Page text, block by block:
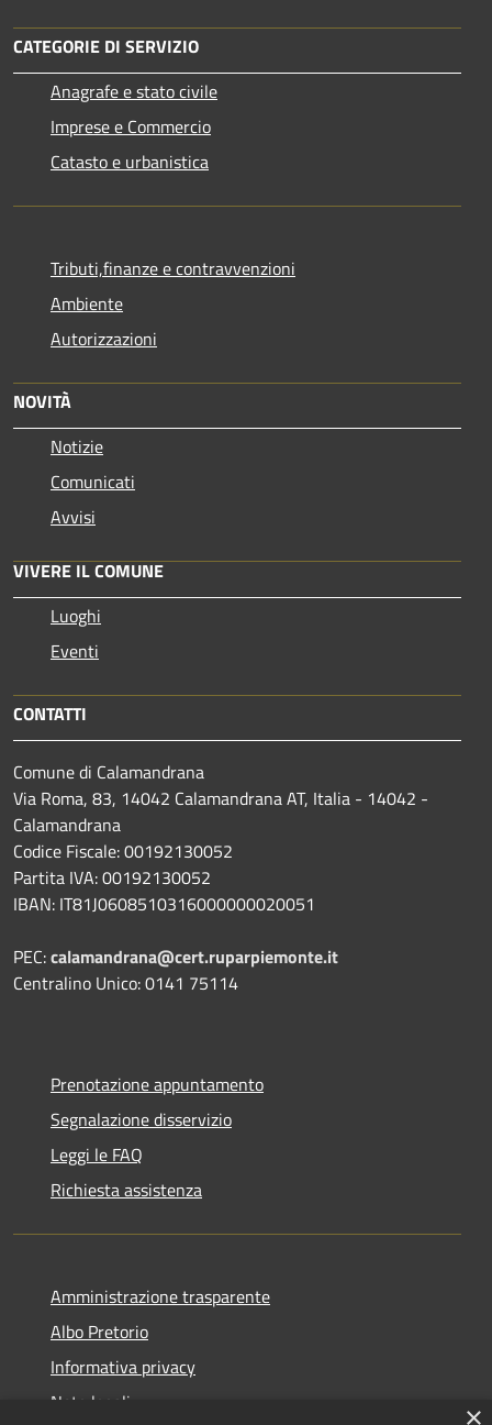
CATEGORIE DI SERVIZIO
Anagrafe e stato civile
Imprese e Commercio
Catasto e urbanistica
Tributi,finanze e contravvenzioni
Ambiente
Autorizzazioni
NOVITÀ
Notizie
Comunicati
Avvisi
VIVERE IL COMUNE
Luoghi
Eventi
CONTATTI
Comune di Calamandrana
Via Roma, 83, 14042 Calamandrana AT, Italia - 14042 -
Calamandrana
Codice Fiscale: 00192130052
Partita IVA: 00192130052
IBAN: IT81J0608510316000000020051
PEC:calamandrana@cert.ruparpiemonte.it
Centralino Unico: 0141 75114
Prenotazione appuntamento
Segnalazione disservizio
Leggi le FAQ
Richiesta assistenza
Amministrazione trasparente
Albo Pretorio
Informativa privacy
Note legali
×